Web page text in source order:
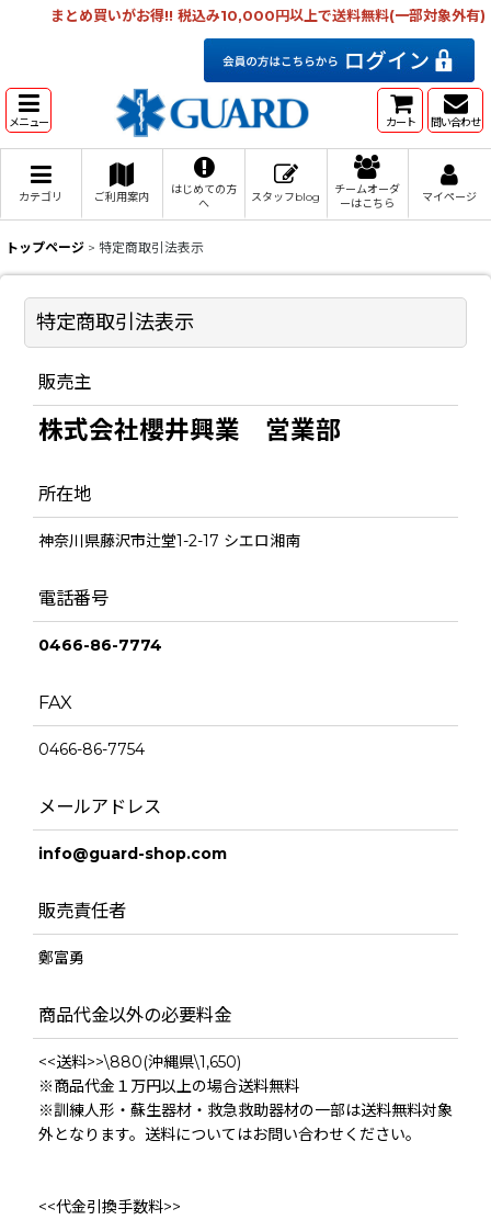
まとめ買いがお得!! 税込み10,000円以上で送料無料(一部対象外有)
メニュー カート 問い合わせ
カテゴリ ご利用案内
はじめての方
へ
スタッフblog
チームオーダ
ーはこちら
マイページ
トップページ > 特定商取引法表示
特定商取引法表示
販売主
株式会社櫻井興業 営業部
所在地
神奈川県藤沢市辻堂1-2-17 シエロ湘南
電話番号
0466-86-7774
FAX
0466-86-7754
メールアドレス
info@guard-shop.com
販売責任者
鄭富勇
商品代金以外の必要料金
<<送料>>\880(沖縄県\1,650)
※商品代金１万円以上の場合送料無料
※訓練人形・蘇生器材・救急救助器材の一部は送料無料対象
外となります。送料についてはお問い合わせください。
<<代金引換手数料>>